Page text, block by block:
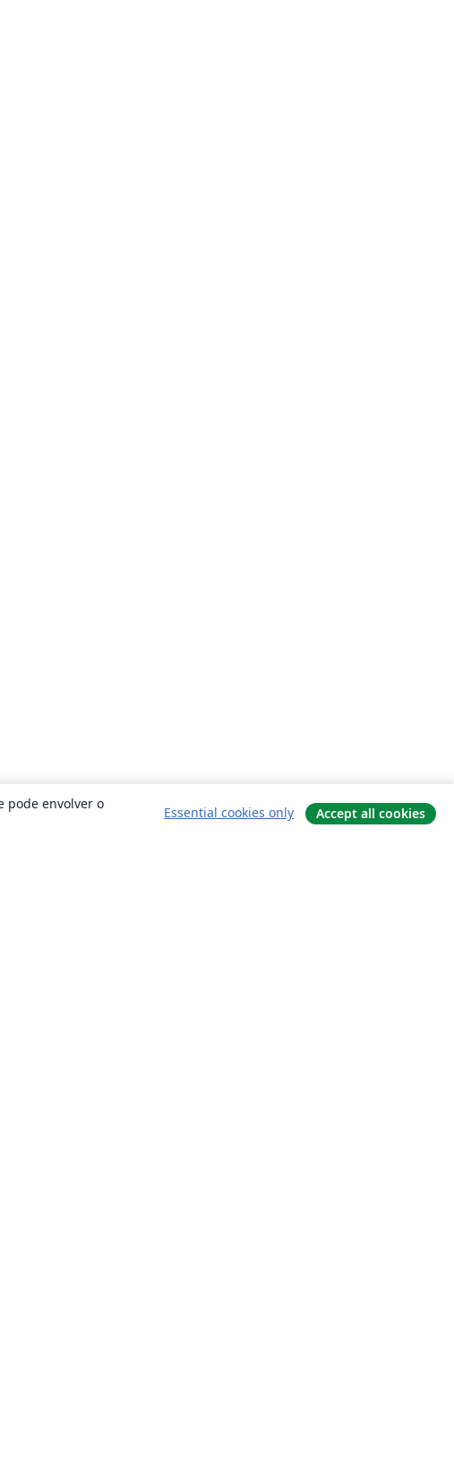
pode envolver o
Essential cookies only Accept all cookies